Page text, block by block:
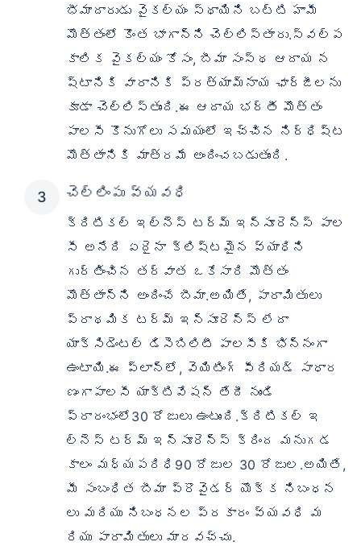
భీమాదారుడు వైకల్యం స్థాయిని బట్టి హామీ
మొత్తంలో కొంత భాగాన్ని చెల్లిస్తారు.స్వల్ప
కాలిక వైకల్యం కోసం, బీమా సంస్థ ఆదాయ న
ష్టానికి వారానికి ప్రత్యామ్నాయ ఛార్జీలను
కూడా చెల్లిస్తుంది.ఈ ఆదాయ భర్తీ మొత్తం
పాలసీ కొనుగోలు సమయంలో ఇచ్చిన నిర్ధిష్ట
మొత్తానికి మాత్రమే అందించబడుతుంది.
చెల్లింపు వ్యవధి
క్రిటికల్ ఇల్‌నెస్ టర్మ్ ఇన్సూరెన్స్ పాల
సీ అనేది ఏదైనా క్లిష్టమైన వ్యాధిని
గుర్తించిన తర్వాత ఒకేసారి మొత్తం
మొత్తాన్ని అందించే బీమా.అయితే, పారామితులు
ప్రాథమిక టర్మ్ ఇన్సూరెన్స్ లేదా
యాక్సిడెంటల్ డిసెబిలిటీ పాలసీకి భిన్నంగా
ఉంటాయి.ఈ ప్లాన్‌లో, వెయిటింగ్ పీరియడ్ సాధార
ణంగాపాలసీ యాక్టివేషన్ తేదీ నుండి
ప్రారంభంలో30 రోజులు ఉంటుంది.క్రిటికల్ ఇ
ల్నెస్ టర్మ్ ఇన్సూరెన్స్ క్రింద మనుగడ
కాలం మధ్యపరిధి90 రోజుల 30 రోజుల.అయితే,
మీ సంబంధిత బీమా ప్రొవైడర్ యొక్క నిబంధన
లు మరియు నిబంధనల ప్రకారం వ్యవధి మ
రియు పారామితులు మారవచ్చు.